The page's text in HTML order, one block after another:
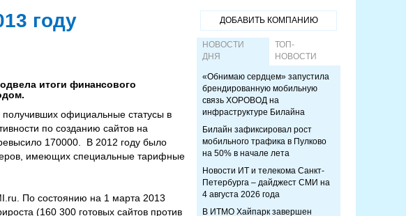
году
итоги финансового
получивших официальные статусы в
по созданию сайтов на
170000. В 2012 году было
имеющих специальные тарифные
По состоянию на 1 марта 2013
(160 300 готовых сайтов против
ДОБАВИТЬ КОМПАНИЮ
НОВОСТИ
ДНЯ
ТОП-
НОВОСТИ
«Обнимаю сердцем» запустила
брендированную мобильную
связь ХОРОВОД на
инфраструктуре Билайна
Билайн зафиксировал рост
мобильного трафика в Пулково
на 50% в начале лета
Новости ИТ и телекома Санкт-
Петербурга – дайджест СМИ на
4 августа 2026 года
В ИТМО Хайпарк завершен